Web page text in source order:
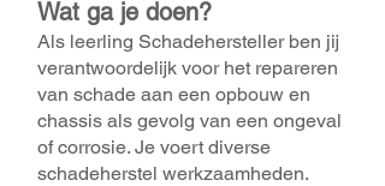
Wat ga je doen?
Als leerling Schadehersteller ben jij
verantwoordelijk voor het repareren
van schade aan een opbouw en
chassis als gevolg van een ongeval
of corrosie. Je voert diverse
schadeherstel werkzaamheden.